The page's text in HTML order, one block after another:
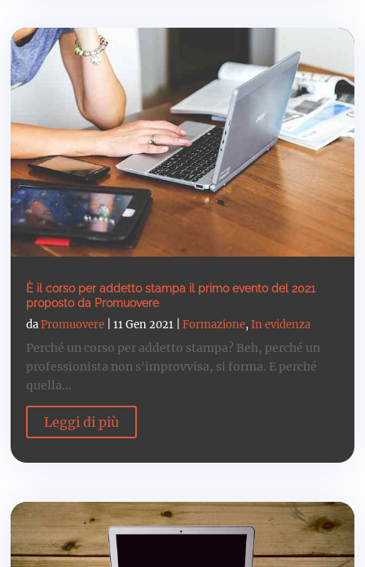
È il corso per addetto stampa il primo evento del 2021
proposto da Promuovere
daPromuovere |11 Gen 2021 |Formazione,In evidenza
Perché un corso per addetto stampa? Beh, perché un
professionista non s'improvvisa, si forma. E perché
quella...
Leggi di più